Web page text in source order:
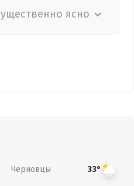
ясно
Черновцы 33°